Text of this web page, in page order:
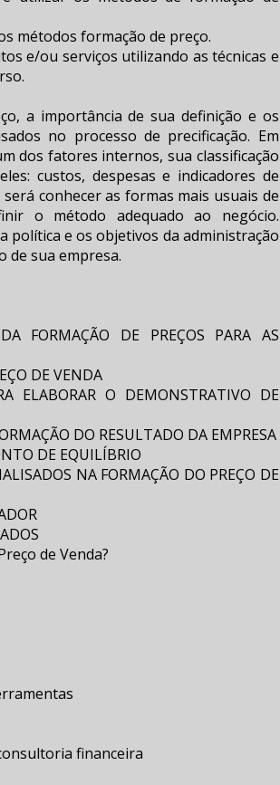
métodos formação de preço.
e/ou serviços utilizando as técnicas e
a importância de sua definição e os
no processo de precificação. Em
dos fatores internos, sua classificação
custos, despesas e indicadores de
conhecer as formas mais usuais de
o método adequado ao negócio.
política e os objetivos da administração
de sua empresa.
FORMAÇÃO DE PREÇOS PARA AS
DE VENDA
ELABORAR O DEMONSTRATIVO DE
DO RESULTADO DA EMPRESA
DE EQUILÍBRIO
NA FORMAÇÃO DO PREÇO DE
de Venda?
financeira